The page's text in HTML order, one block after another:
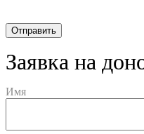
Заявка на
Имя